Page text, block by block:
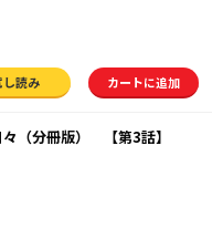
し読み カートに追加
（分冊版） 【第3話】